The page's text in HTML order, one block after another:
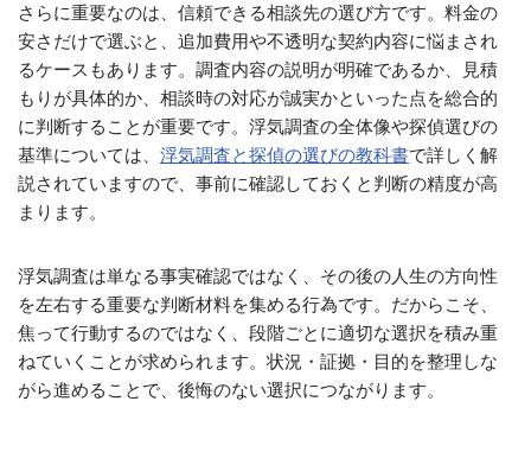
さらに重要なのは、信頼できる相談先の選び方です。料金の
安さだけで選ぶと、追加費用や不透明な契約内容に悩まされ
るケースもあります。調査内容の説明が明確であるか、見積
もりが具体的か、相談時の対応が誠実かといった点を総合的
に判断することが重要です。浮気調査の全体像や探偵選びの
基準については、 浮気調査と探偵の選びの教科書で詳しく解
説されていますので、事前に確認しておくと判断の精度が高
まります。
浮気調査は単なる事実確認ではなく、その後の人生の方向性
を左右する重要な判断材料を集める行為です。だからこそ、
焦って行動するのではなく、段階ごとに適切な選択を積み重
ねていくことが求められます。状況・証拠・目的を整理しな
がら進めることで、後悔のない選択につながります。